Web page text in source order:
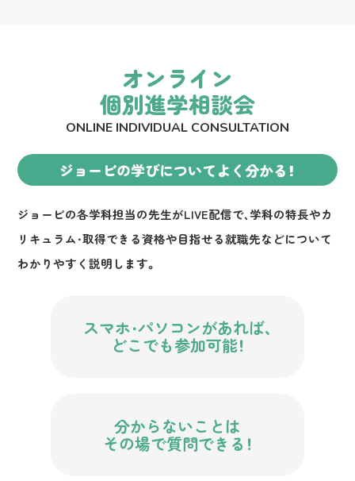
オンライン
個別進学相談会
ONLINE INDIVIDUAL CONSULTATION
ジョービの学びについてよく分かる！
ジョービの各学科担当の先生がLIVE配信で、学科の特長やカ
リキュラム・取得できる資格や目指せる就職先などについて
わかりやすく説明します。
スマホ・パソコンがあれば、
どこでも参加可能！
分からないことは
その場で質問できる！